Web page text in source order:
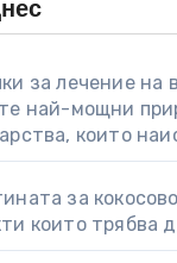
за лечение на
най-мощни
които
за
които трябва